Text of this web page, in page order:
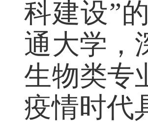
科建设”
通大学，
生物类专